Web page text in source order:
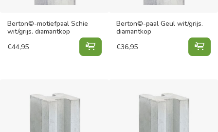
Berton©-motiefpaal Schie
wit/grijs. diamantkop
€44,95 Berton©-motiefpaal Schie wit/grijs.
Berton©-paal Geul wit/grijs.
diamantkop
€36,95